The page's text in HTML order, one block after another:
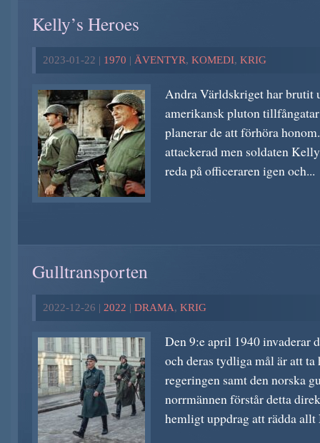
Kelly’s Heroes
2023-01-22 | 1970 | ÄVENTYR, KOMEDI, KRIG
Andra Världskriget har brutit
amerikansk pluton
planerar de att förhöra
attackerad men soldaten
reda på officeraren igen och...
Gulltransporten
2022-12-26 | 2022 | DRAMA, KRIG
Den 9:e april 1940 invaderar
och deras tydliga mål är att ta
regeringen samt den norska
norrmännen förstår detta
hemligt uppdrag att rädda allt